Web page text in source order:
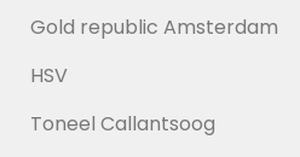
Gold republic Amsterdam
HSV
Toneel Callantsoog